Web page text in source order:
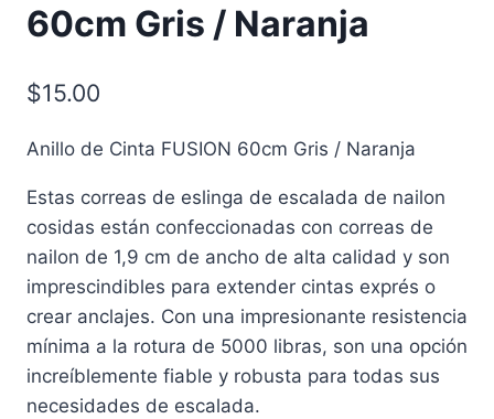
60cm Gris / Naranja
$15.00
Anillo de Cinta FUSION 60cm Gris / Naranja
Estas correas de eslinga de escalada de nailon
cosidas están confeccionadas con correas de
nailon de 1,9 cm de ancho de alta calidad y son
imprescindibles para extender cintas exprés o
crear anclajes. Con una impresionante resistencia
mínima a la rotura de 5000 libras, son una opción
increíblemente fiable y robusta para todas sus
necesidades de escalada.